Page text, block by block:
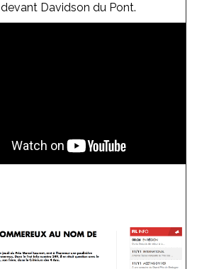
devant Davidson du Pont.